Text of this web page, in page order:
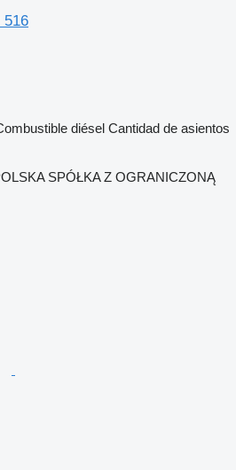
516
diésel Cantidad de asientos
SPÓŁKA Z OGRANICZONĄ